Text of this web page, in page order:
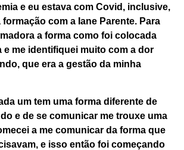
e eu estava com Covid, inclusive,
com a Iane Parente. Para
a forma como foi colocada
e me identifiquei muito com a dor
que era a gestão da minha
um tem uma forma diferente de
e de se comunicar me trouxe uma
a me comunicar da forma que
e isso então foi começando